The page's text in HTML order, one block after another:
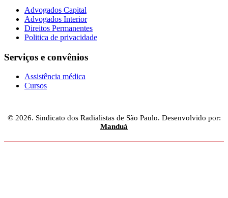
Advogados Capital
Advogados Interior
Direitos Permanentes
Politica de privacidade
Serviços e convênios
Assistência médica
Cursos
© 2026. Sindicato dos Radialistas de São Paulo. Desenvolvido por:
Manduá